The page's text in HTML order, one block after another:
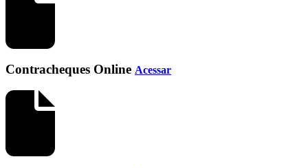
Contracheques Online Acessar